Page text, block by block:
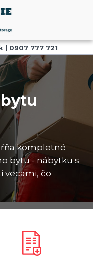
| 0907 777 721
kompletné
bytu - nábytku s
vecami, čo